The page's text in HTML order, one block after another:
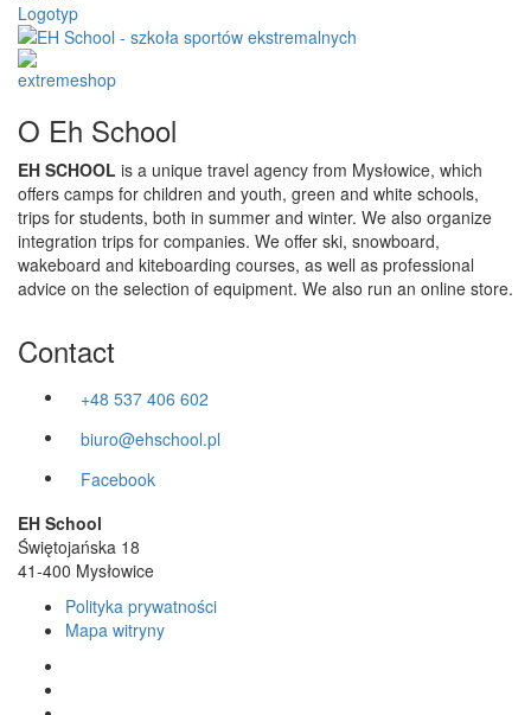
O Eh School
EH SCHOOL is a unique travel agency from Mysłowice, which
offers camps for children and youth, green and white schools,
trips for students, both in summer and winter. We also organize
integration trips for companies. We offer ski, snowboard,
wakeboard and kiteboarding courses, as well as professional
advice on the selection of equipment. We also run an online store.
Contact
+48 537 406 602
biuro@ehschool.pl
Facebook
EH School
Świętojańska 18
41-400 Mysłowice
Polityka prywatności
Mapa witryny